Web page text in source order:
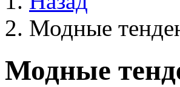
Модные
Модные